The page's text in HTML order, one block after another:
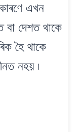
এখন
বা দেশত থাকে
হৈ থাকে
নহয় ৷